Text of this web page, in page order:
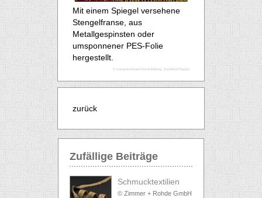
Mit einem Spiegel versehene
Stengelfranse, aus
Metallgespinsten oder
umsponnener PES-Folie
hergestellt.
© Gesamtverband Berufsbildung, Eschborn/Taunus
zurück
Zufällige Beiträge
Schmucktextilien
© Zimmer + Rohde GmbH